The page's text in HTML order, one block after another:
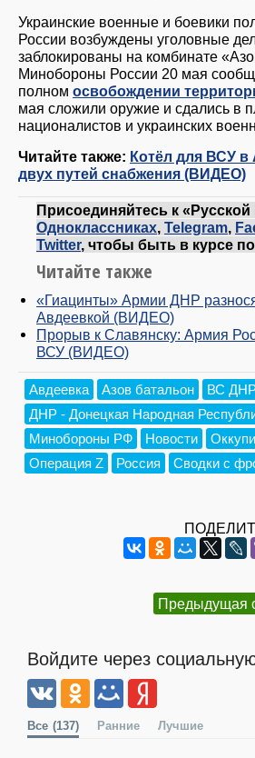
Украинские военные и боевики
России возбуждены уголовные
заблокированы на комбинате
Минобороны России 20 мая
полном освобождении
мая сложили оружие и сдались в
националистов и украинских
Читайте также: Котёл для ВСУ в
двух путей снабжения (ВИДЕО)
Присоединяйтесь к
Одноклассниках, Telegram,
Twitter, чтобы быть в курсе
Читайте также
«Гиацинты» Армии ДНР
Авдеевкой (ВИДЕО)
Прорыв к Славянску: Армия
ВСУ (ВИДЕО)
Авдеевка Азов батальон ВС
ДНР - Донецкая Народная
Минобороны РФ
Новости
Операция Z
Россия Сводки с
Предыдущая
Войдите через
Все (137) Ранние Лучшие